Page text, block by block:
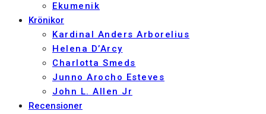
Ekumenik
Krönikor
Kardinal Anders Arborelius
Helena D’Arcy
Charlotta Smeds
Junno Arocho Esteves
John L. Allen Jr
Recensioner